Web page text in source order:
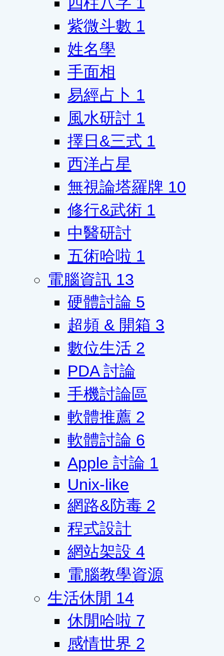
紫微斗數 1
姓名學
手面相
易經占卜 1
風水研討 1
擇日&三式 1
西洋占星
無視論塔羅牌 10
修行&武術 1
中醫研討
五術哈啦 1
電腦資訊 13
硬體討論 5
超頻 & 開箱 3
數位生活 2
PDA 討論
手機討論區
軟體推薦 2
軟體討論 6
Apple 討論 1
Unix-like
網路&防毒 2
程式設計
網站架設 4
電腦教學資源
生活休閒 14
休閒哈啦 7
感情世界 2